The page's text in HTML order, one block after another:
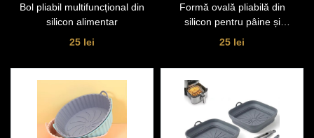
Bol pliabil multifuncțional din
silicon alimentar
25 lei
Formă ovală pliabilă din
silicon pentru pâine și
cozonac
25 lei